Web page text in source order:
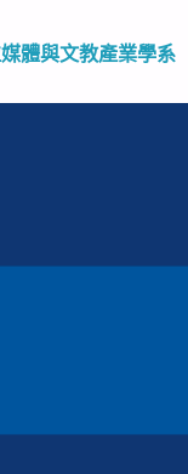
體與文教產業學系